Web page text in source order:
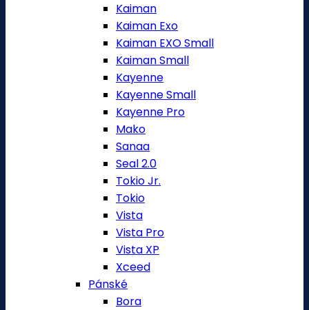
Kaiman
Kaiman Exo
Kaiman EXO Small
Kaiman Small
Kayenne
Kayenne Small
Kayenne Pro
Mako
Sanaa
Seal 2.0
Tokio Jr.
Tokio
Vista
Vista Pro
Vista XP
Xceed
Pánské
Bora